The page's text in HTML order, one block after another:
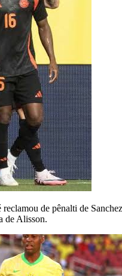
de pênalti de
de Alisson.